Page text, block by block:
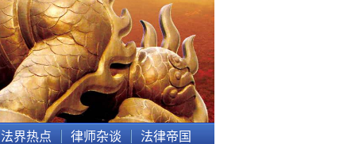
法界热点 律师杂谈 法律帝国